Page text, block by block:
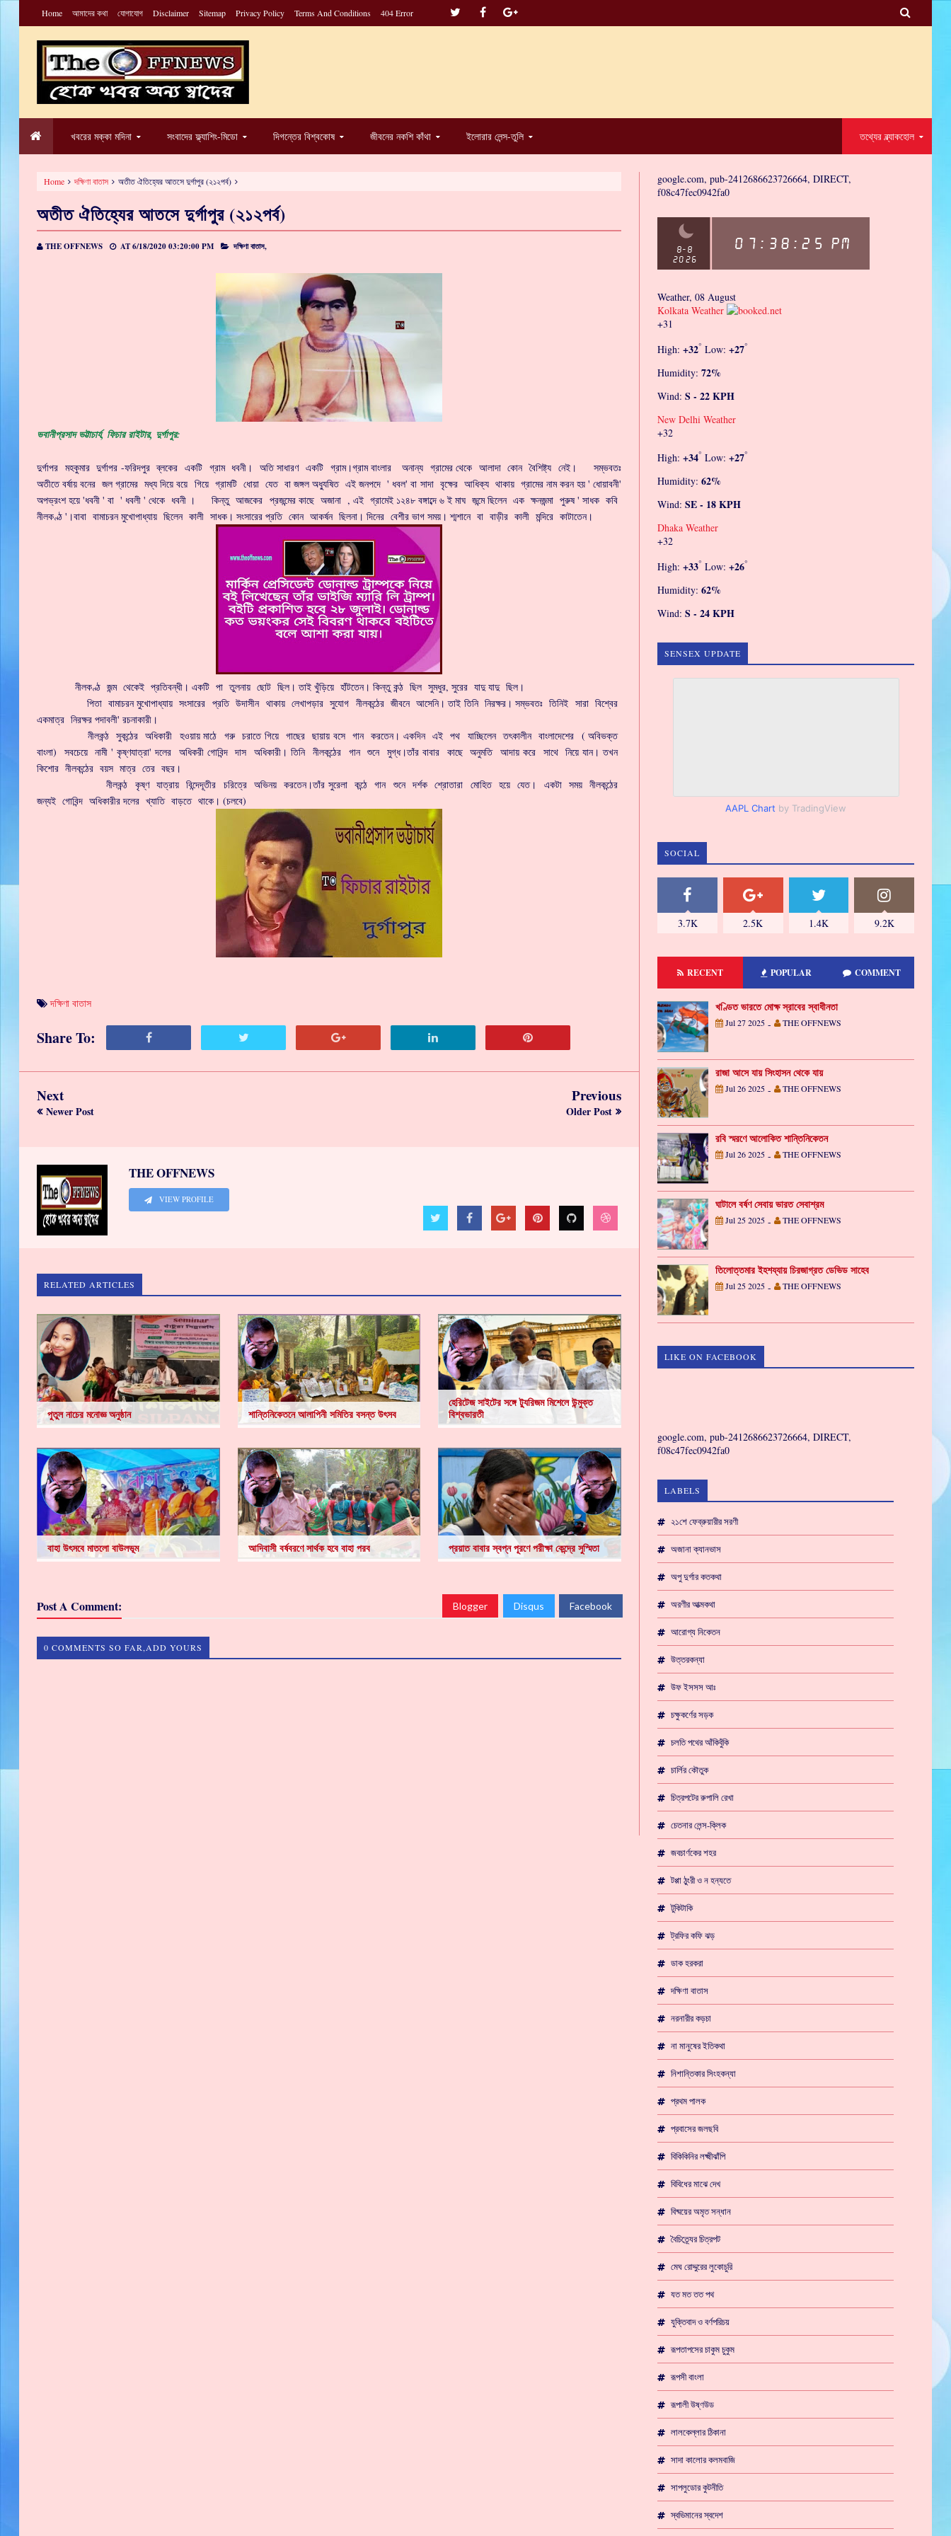
Home আমাদের কথা যোগাযোগ Disclaimer Sitemap Privacy Policy Terms And Conditions 404 Error 
খবরের মক্কা মদিনা সংবাদের ফ্ল্যাশিং-মিডো দিগন্তের বিশ্বকোষ জীবনের নকশি কাঁথা ইলোরার লেন্স-তুলি তথ্যের ব্ল্যাকহোল
Home দক্ষিণা বাতাস অতীত ঐতিহ্যের আতসে দুর্গাপুর (২১২পর্ব)
অতীত ঐতিহ্যের আতসে দুর্গাপুর (২১২পর্ব)
THE OFFNEWS AT6/18/2020 03:20:00 PM দক্ষিণা বাতাস,
ভবানীপ্রসাদ ভট্টাচার্য, ফিচার রাইটার, দুর্গাপুর:
দুর্গাপর মহকুমার দুর্গাপর -ফরিদপুর ব্লকের একটি গ্রাম ধবনী। অতি সাধারণ একটি গ্রাম।গ্রাম বাংলার অনান্য গ্রামের থেকে আলাদা কোন বৈশিষ্ট্য নেই। সম্ভবতঃ
অতীতে বর্ষায় বনের জল গ্রামের মধ্য দিয়ে বয়ে গিয়ে গ্রামটি ধোয়া যেত বা জঙ্গল অধ্যুষিত এই জনপদে ' ধবল' বা সাদা বৃক্ষের আধিক্য থাকায় গ্রামের নাম করন হয় ' ধোয়াবনী'
অপভ্রংশ হয়ে 'ধবনী ' বা ' ধবলী ' থেকে ধবনী । কিন্তু আজকের প্রজন্মের কাছে অজানা , এই গ্রামেই ১২৪৮ বঙ্গাব্দে ৬ ই মাঘ জন্মে ছিলেন এক ক্ষনজন্মা পুরুষ ' সাধক কবি
নীলকণ্ঠ '।বাবা বামাচরন মুখোপাধ্যায় ছিলেন কালী সাধক। সংসারের প্রতি কোন আকর্ষন ছিলনা। দিনের বেশীর ভাগ সময়। শ্মশানে বা বাড়ীর কালী মন্দিরে কাটাতেন।
নীলকণ্ঠ জন্ম থেকেই প্রতিবন্ধী। একটি পা তুলনায় ছোট ছিল। তাই খুঁড়িয়ে হাঁটতেন। কিন্তু কন্ঠ ছিল সুমধুর, সুরের যাদু যাদু ছিল।
পিতা বামাচরন মুখোপাধ্যায় সংসারের প্রতি উদাসীন থাকায় লেখাপড়ার সুযোগ নীলকন্ঠের জীবনে আসেনি। তাই তিনি নিরক্ষর। সম্ভবতঃ তিনিই সারা বিশ্বের
একমাত্র নিরক্ষর পদাবলী' রচনাকারী।
নীলকন্ঠ সুকন্ঠের অধিকারী হওয়ায় মাঠে গরু চরাতে গিয়ে গাছের ছায়ায় বসে গান করতেন। একদিন এই পথ যাচ্ছিলেন তৎকালীন বাংলাদেশের ( অবিভক্ত
বাংলা) সবচেয়ে নামী ' কৃষ্ণযাত্রা' দলের অধিকরী গোবিন্দ দাস অধিকারী। তিনি নীলকন্ঠের গান শুনে মুগ্ধ।তাঁর বাবার কাছে অনুমতি আদায় করে সাথে নিয়ে যান। তখন
কিশোর নীলকন্ঠের বয়স মাত্র তের বছর।
নীলকন্ঠ কৃষ্ণ যাত্রায় বিন্দেদূতীর চরিত্রে অভিনয় করতেন।তাঁর সুরেলা কন্ঠে গান শুনে দর্শক শ্রোতারা মোহিত হয়ে যেত। একটা সময় নীলকন্ঠের
জন্যই গোবিন্দ অধিকারীর দলের খ্যাতি বাড়তে থাকে। (চলবে)
দক্ষিণা বাতাস
Share To:
Next
Newer Post
Previous
Older Post
THE OFFNEWS
VIEW PROFILE
RELATED ARTICLES
পুতুল নাচের মনোজ্ঞ অনুষ্ঠান শান্তিনিকেতনে আলাপিনী সমিতির বসন্ত উৎসব
হেরিটেজ সাইটের সঙ্গে ট্যুরিজম মিশেলে উন্মুক্ত
বিশ্বভারতী
বাহা উৎসবে মাতলো বাউলভূম আদিবাসী বর্ষবরণে সার্থক হবে বাহা পরব প্রয়াত বাবার স্বপ্ন পূরণে পরীক্ষা কেন্দ্রে সুস্মিতা
Post A Comment: Blogger Disqus Facebook
0 COMMENTS SO FAR,ADD YOURS
google.com, pub-2412686623726664, DIRECT,
f08c47fec0942fa0
Weather, 08 August
Kolkata Weather
+31
High:+32° Low:+27°
Humidity:72%
Wind:S - 22 KPH
New Delhi Weather
+32
High:+34° Low:+27°
Humidity:62%
Wind:SE - 18 KPH
Dhaka Weather
+32
High:+33° Low:+26°
Humidity:62%
Wind:S - 24 KPH
SENSEX UPDATE
AAPL Chart by TradingView
SOCIAL
3.7K 2.5K 1.4K 9.2K
RECENT POPULAR COMMENT
খণ্ডিত ভারতে মোক্ষ স্রাবের স্বাধীনতা
Jul 27 2025 - THE OFFNEWS
রাজা আসে যায় সিংহাসন থেকে যায়
Jul 26 2025 - THE OFFNEWS
রবি স্মরণে আলোকিত শান্তিনিকেতন
Jul 26 2025 - THE OFFNEWS
ঘাটালে বর্ষণ সেবায় ভারত সেবাশ্রম
Jul 25 2025 - THE OFFNEWS
তিলোত্তমার ইহশয্যায় চিরজাগ্রত ডেভিড সাহেব
Jul 25 2025 - THE OFFNEWS
LIKE ON FACEBOOK
google.com, pub-2412686623726664, DIRECT,
f08c47fec0942fa0
LABELS
২১শে ফেব্রুয়ারীর সরণী
অজানা ক্যানভাস
অপু দুর্গার কতকথা
অরণীর আত্মকথা
আরোগ্য নিকেতন
উত্তরকন্যা
উফ ইসসস আঃ
চক্ষুকর্ণের সড়ক
চলতি পথের আঁকিবুঁকি
চার্লির কৌতুক
চিত্রপটের রুপালি রেখা
চেতনার লেন্স-ক্লিক
জবচার্ণকের শহর
টপ্পা ঠুংরী ও ন হন্যতে
টুকিটাকি
ট্রফির কফি ঝড়
ডাক হরকরা
দক্ষিণা বাতাস
নরনারীর কড়চা
না মানুষের ইতিকথা
নিশান্তিকার সিংহকন্যা
প্রথম পালক
প্রবাসের জলছবি
বিকিকিনির লক্ষ্মীঝাঁপি
বিবিধের মাঝে দেখ
বিষ্ময়ের অমৃত সন্ধান
বৈচিত্র্যের চিত্রপট
মেঘ রোদ্দুরের লুকোচুরি
যত মত তত পথ
যুক্তিবাদ ও বর্ণপরিচয়
রূপতাপসের চাকুম চুকুম
রূপসী বাংলা
রূপালী উষ্ণউড
লালকেল্লার ঠিকানা
সাদা কালোর কলমবাজি
সাপলুডোর কুটনীতি
স্বভিমানের স্বদেশ